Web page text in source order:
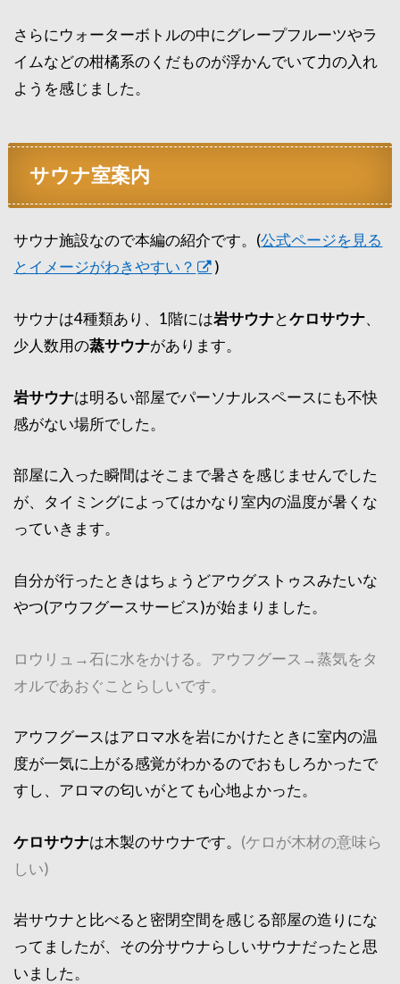
さらにウォーターボトルの中にグレープフルーツやラ
イムなどの柑橘系のくだものが浮かんでいて力の入れ
ようを感じました。
サウナ室案内
サウナ施設なので本編の紹介です。(公式ページを見る
とイメージがわきやすい？
)
サウナは4種類あり、1階には岩サウナとケロサウナ、
少人数用の蒸サウナがあります。
岩サウナは明るい部屋でパーソナルスペースにも不快
感がない場所でした。
部屋に入った瞬間はそこまで暑さを感じませんでした
が、タイミングによってはかなり室内の温度が暑くな
っていきます。
自分が行ったときはちょうどアウグストゥスみたいな
やつ(アウフグースサービス)が始まりました。
ロウリュ→石に水をかける。アウフグース→蒸気をタ
オルであおぐことらしいです。
アウフグースはアロマ水を岩にかけたときに室内の温
度が一気に上がる感覚がわかるのでおもしろかったで
すし、アロマの匂いがとても心地よかった。
ケロサウナは木製のサウナです。 (ケロが木材の意味ら
しい)
岩サウナと比べると密閉空間を感じる部屋の造りにな
ってましたが、その分サウナらしいサウナだったと思
いました。